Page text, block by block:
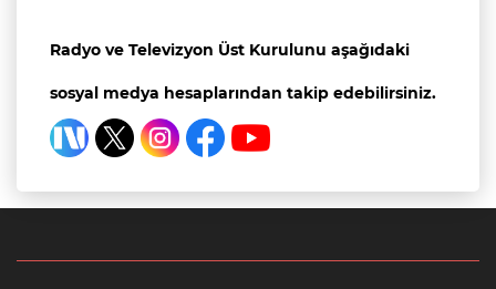
Radyo ve Televizyon Üst Kurulunu aşağıdaki
sosyal medya hesaplarından takip edebilirsiniz.